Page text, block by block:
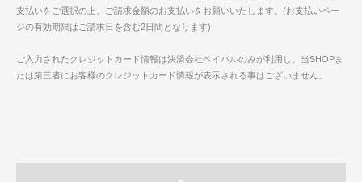
支払いをご選択の上、ご請求金額のお支払いをお願いいたします。(お支払いペー
ジの有効期限はご請求日を含む2日間となります)
ご入力されたクレジットカード情報は決済会社ペイパルのみが利用し、当SHOPま
たは第三者にお客様のクレジットカード情報が表示される事はございません。